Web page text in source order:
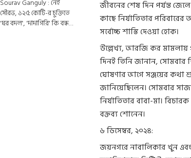
Sourav Ganguly : নেই
সৌরভ, ১২৫ কোটি-র চুক্তিতে
'ঘর বদল', 'দাদাগিরি' কি বন্ধ
জীবনের শেষ দিন পর্যন্ত
কাছে নির্যাতিতার
সর্বোচ্চ শাস্তি দেওয়া হোক।
উল্লেখ্য, আরজি কর মামলায়
দিনই তিনি জানান, সোমবার
ঘোষণার আগে সঞ্জয়ের কথা
জানিয়েছিলেন। সোমবার
নির্যাতিতার বাবা-মা।
বক্তব্য শোনেন।
৬ ডিসেম্বর, ২০২৪:
জয়নগরে নাবালিকার খুন